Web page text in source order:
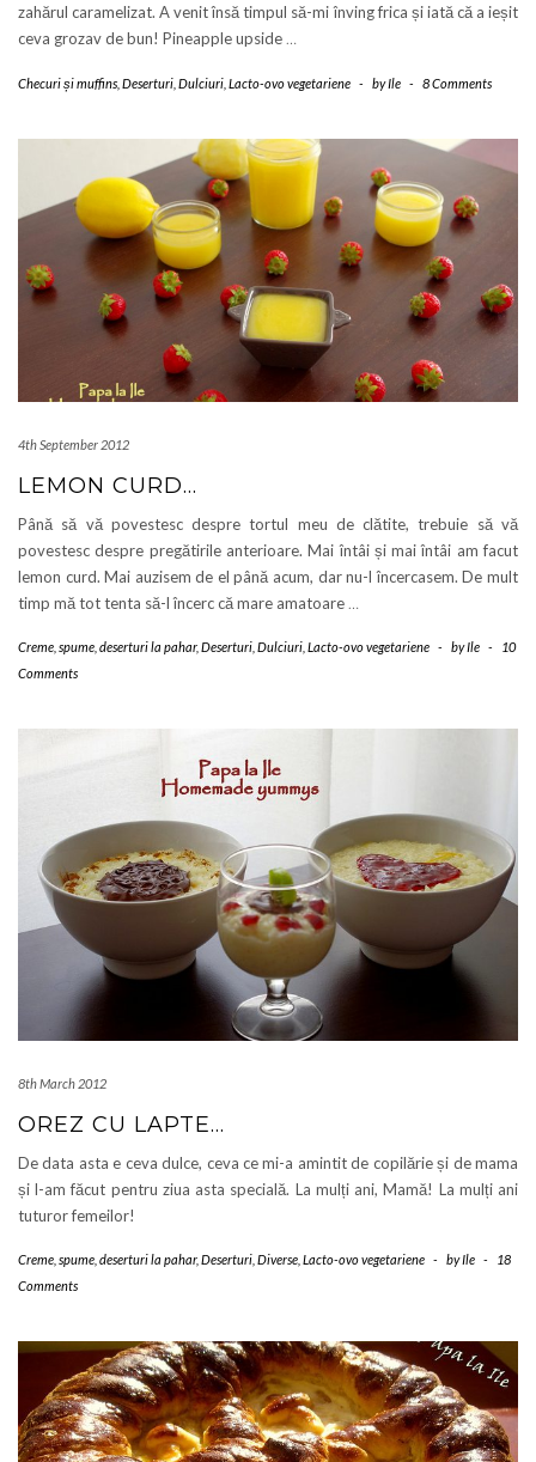
zahărul caramelizat. A venit însă timpul să-mi înving frica și iată că a ieșit
ceva grozav de bun! Pineapple upside …
Checuri și muffins Deserturi Dulciuri Lacto-ovo vegetariene - byIle - 8 Comments
4th September 2012
LEMON CURD…
Până să vă povestesc despre tortul meu de clătite, trebuie să vă
povestesc despre pregătirile anterioare. Mai întâi și mai întâi am facut
lemon curd. Mai auzisem de el până acum, dar nu-l încercasem. De mult
timp mă tot tenta să-l încerc că mare amatoare …
Creme, spume, deserturi la pahar, Deserturi Dulciuri Lacto-ovo vegetariene - byIle -
10
Comments
8th March 2012
OREZ CU LAPTE…
De data asta e ceva dulce, ceva ce mi-a amintit de copilărie și de mama
și l-am făcut pentru ziua asta specială. La mulți ani, Mamă! La mulți ani
tuturor femeilor!
Creme, spume, deserturi la pahar, Deserturi Diverse Lacto-ovo vegetariene - byIle -
18
Comments